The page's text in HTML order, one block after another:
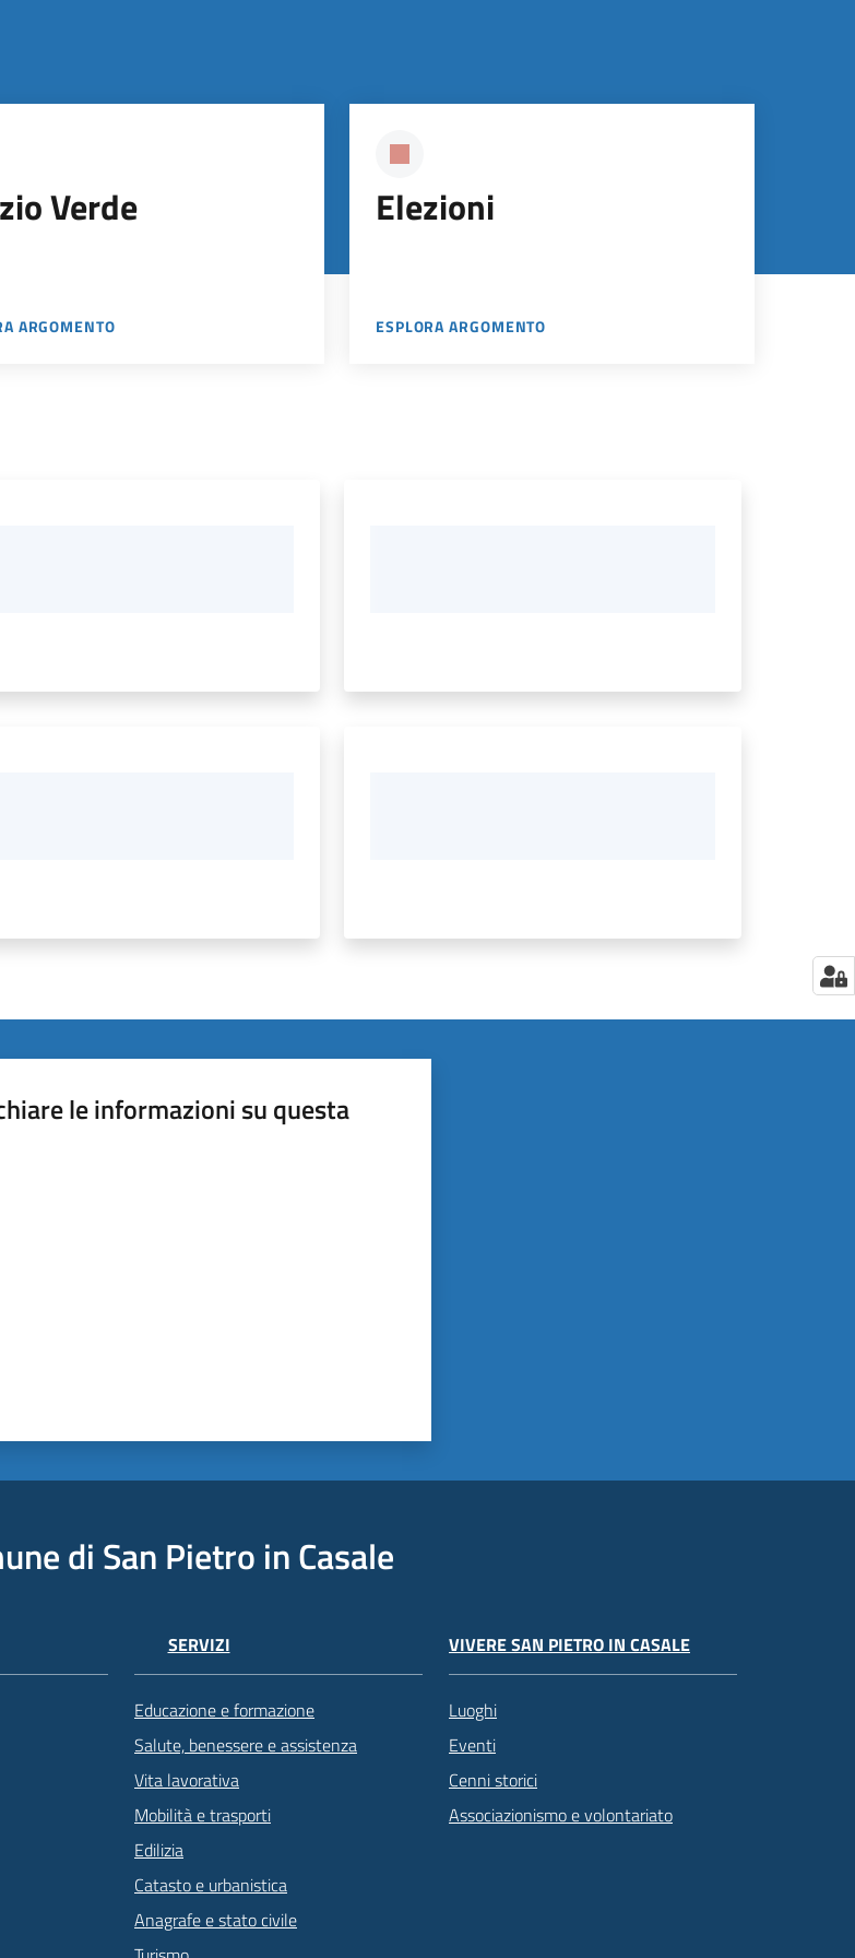
Verde
ARGOMENTO
Elezioni
ESPLORA ARGOMENTO
le informazioni su questa
di San Pietro in Casale
SERVIZI
Educazione e formazione
Salute, benessere e assistenza
Vita lavorativa
Mobilità e trasporti
Edilizia
Catasto e urbanistica
Anagrafe e stato civile
VIVERE SAN PIETRO IN CASALE
Luoghi
Eventi
Cenni storici
Associazionismo e volontariato